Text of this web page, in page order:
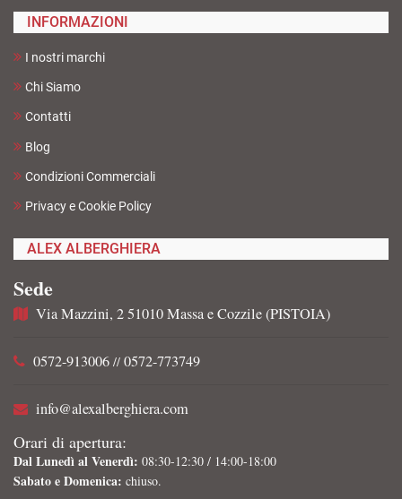
INFORMAZIONI
I nostri marchi
Chi Siamo
Contatti
Blog
Condizioni Commerciali
Privacy e Cookie Policy
ALEX ALBERGHIERA
Sede
Via Mazzini, 2 51010 Massa e Cozzile (PISTOIA)
0572-913006 // 0572-773749
info@alexalberghiera.com
Orari di apertura:
Dal Lunedì al Venerdì: 08:30-12:30 / 14:00-18:00
Sabato e Domenica: chiuso.